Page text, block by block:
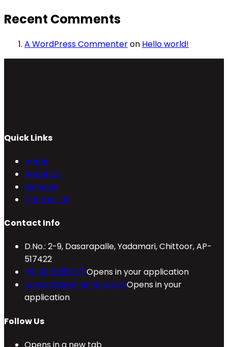
Recent Comments
A WordPress Commenteron Hello world!
Quick Links
Home
About Us
Services
Contact Us
Contact Info
D.No.: 2-9, Dasarapalle, Yadamari, Chittoor, AP-
517422
+91 9010088777Opens in your application
contact@refineinfra.comOpens in your
application
Follow Us